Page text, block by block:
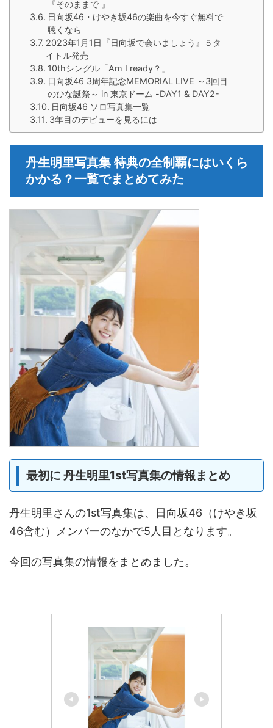
『そのままで 』
日向坂46・けやき坂46の楽曲を今すぐ無料で
聴くなら
2023年1月1日『日向坂で会いましょう』５タ
イトル発売
10thシングル「Am I ready？」
日向坂46 3周年記念MEMORIAL LIVE ～3回目
のひな誕祭～ in 東京ドーム -DAY1 & DAY2-
日向坂46 ソロ写真集一覧
3年目のデビューを見るには
丹生明里写真集 特典の全制覇にはいくら
かかる？一覧でまとめてみた
最初に 丹生明里1st写真集の情報まとめ
丹生明里さんの1st写真集は、日向坂46（けやき坂
46含む）メンバーのなかで5人目となります。
今回の写真集の情報をまとめました。